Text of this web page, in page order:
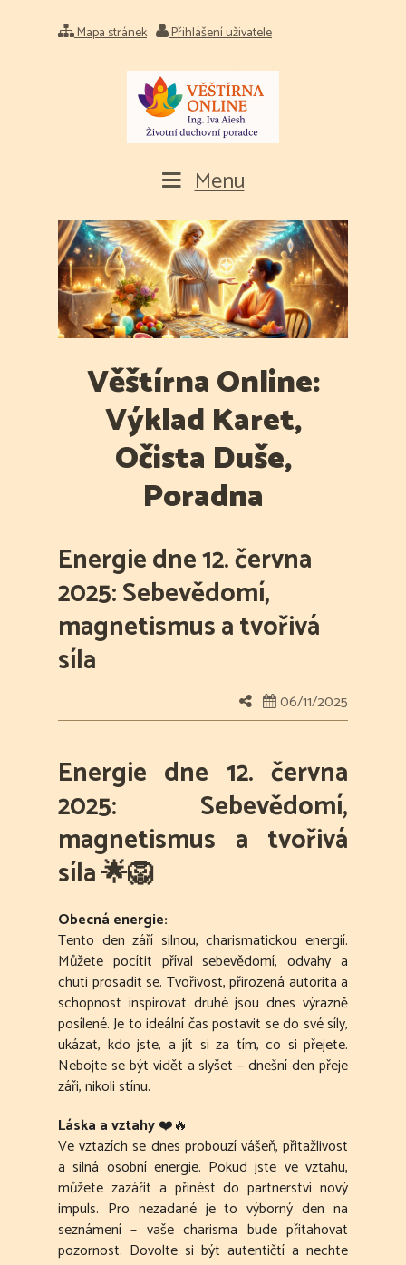
Mapa stránek Přihlášení uživatele
Menu
Věštírna Online:
Výklad Karet,
Očista Duše,
Poradna
Energie dne 12. června
2025: Sebevědomí,
magnetismus a tvořivá
síla
06/11/2025
Energie dne 12. června
2025: Sebevědomí,
magnetismus a tvořivá
síla 🌟🦁
Obecná energie:
Tento den září silnou, charismatickou energií.
Můžete pocítit příval sebevědomí, odvahy a
chuti prosadit se. Tvořivost, přirozená autorita a
schopnost inspirovat druhé jsou dnes výrazně
posílené. Je to ideální čas postavit se do své síly,
ukázat, kdo jste, a jít si za tím, co si přejete.
Nebojte se být vidět a slyšet – dnešní den přeje
záři, nikoli stínu.
Láska a vztahy❤️🔥
Ve vztazích se dnes probouzí vášeň, přitažlivost
a silná osobní energie. Pokud jste ve vztahu,
můžete zazářit a přinést do partnerství nový
impuls. Pro nezadané je to výborný den na
seznámení – vaše charisma bude přitahovat
pozornost. Dovolte si být autentičtí a nechte